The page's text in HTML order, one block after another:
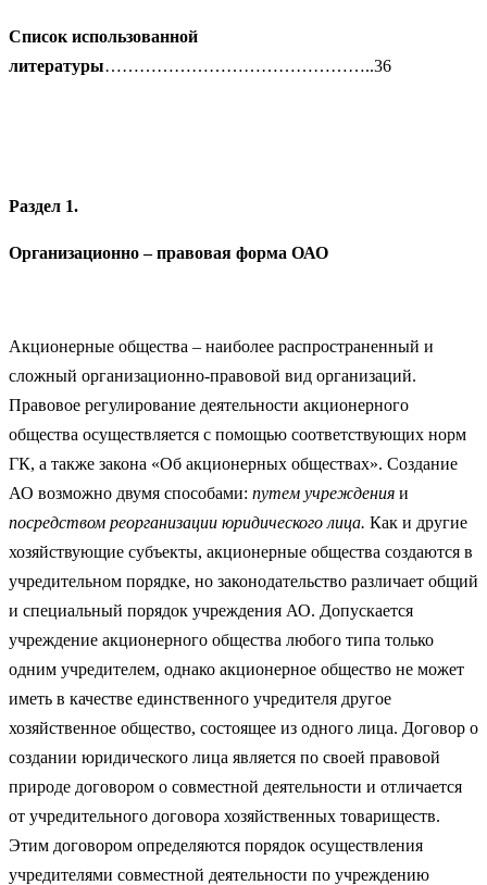
Список использованной
литературы………………………………………..36
Раздел 1.
Организационно – правовая форма ОАО
Акционерные общества – наиболее распространенный и
сложный организационно-правовой вид организаций.
Правовое регулирование деятельности акционерного
общества осуществляется с помощью соответствующих норм
ГК, а также закона «Об акционерных обществах». Созда­ние
АО возможно двумя способами: путем учреждения и
посредством реорганизации юридического лица. Как и другие
хозяйствующие субъекты, акционерные общест­ва создаются в
учредительном порядке, но законодательство различает общий
и специальный порядок учреждения АО. Допускается
учреждение акционерного общества любого типа только
одним учредителем, однако акционерное общество не может
иметь в качестве единственного учредителя другое
хозяйственное общество, состоящее из одного лица. Договор о
создании юридического лица является по своей правовой
природе договором о совместной деятельности и отличается
от учредительного договора хозяйственных товариществ.
Этим договором определяются порядок осуществления
учредителями совместной деятельности по учреждению